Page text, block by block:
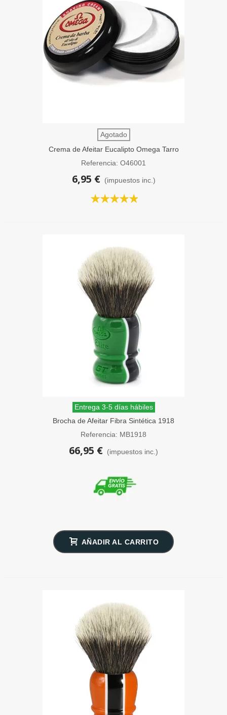
Agotado
Crema de Afeitar Eucalipto Omega Tarro
150g
Referencia: O46001
6,95 € (impuestos inc.)
Entrega 3-5 días hábiles
Brocha de Afeitar Fibra Sintética 1918
Elite Serie GT Verde Omega
Referencia: MB1918
66,95 € (impuestos inc.)
AÑADIR AL CARRITO